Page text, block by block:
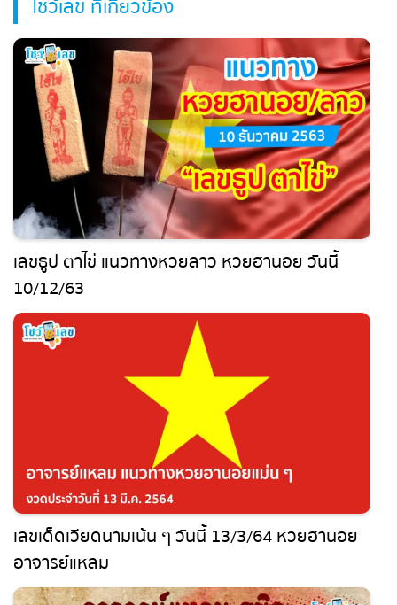
โชว์เลข ที่เกี่ยวข้อง
เลขธูป ตาไข่ แนวทางหวยลาว หวยฮานอย วันนี้
10/12/63
เลขเด็ดเวียดนามเน้น ๆ วันนี้ 13/3/64 หวยฮานอย
อาจารย์แหลม